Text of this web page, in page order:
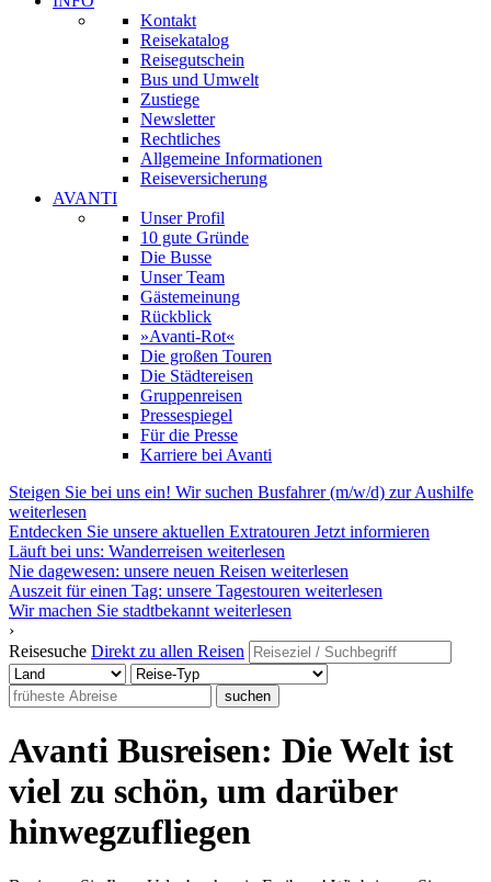
Kontakt
Reisekatalog
Reisegutschein
Bus und Umwelt
Zustiege
Newsletter
Rechtliches
Allgemeine Informationen
Reiseversicherung
AVANTI
Unser Profil
10 gute Gründe
Die Busse
Unser Team
Gästemeinung
Rückblick
»Avanti-Rot«
Die großen Touren
Die Städtereisen
Gruppenreisen
Pressespiegel
Für die Presse
Karriere bei Avanti
Steigen Sie bei uns ein! Wir suchen Busfahrer (m/w/d) zur Aushilfe
weiterlesen
Entdecken Sie unsere aktuellen Extratouren Jetzt informieren
Läuft bei uns: Wanderreisen weiterlesen
Nie dagewesen: unsere neuen Reisen weiterlesen
Auszeit für einen Tag: unsere Tagestouren weiterlesen
Wir machen Sie stadtbekannt weiterlesen
›
Reisesuche Direkt zu allen Reisen
suchen
Avanti Busreisen: Die Welt ist
viel zu schön, um darüber
hinwegzufliegen